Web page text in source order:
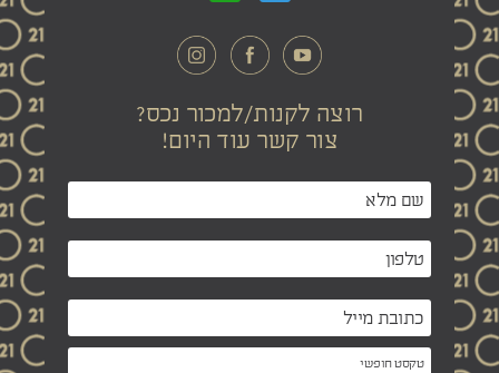
רוצה לקנות/למכור נכס?
צור קשר עוד היום!